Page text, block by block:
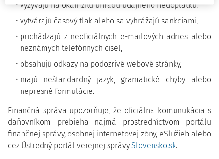
vyzývajú na okamžitú úhradu údajného nedoplatku,
vytvárajú časový tlak alebo sa vyhrážajú sankciami,
prichádzajú z neoficiálnych e-mailových adries alebo
neznámych telefónnych čísel,
obsahujú odkazy na podozrivé webové stránky,
majú neštandardný jazyk, gramatické chyby alebo
nepresné formulácie.
Finančná správa upozorňuje, že oficiálna komunukácia s
daňovníkom prebieha najmä prostredníctvom portálu
finančnej správy, osobnej internetovej zóny, eSlužieb alebo
cez Ústredný portál verejnej správy Slovensko.sk.